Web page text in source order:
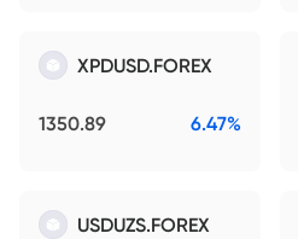
XPDUSD.FOREX
1350.89 6.47%
USDUZS.FOREX